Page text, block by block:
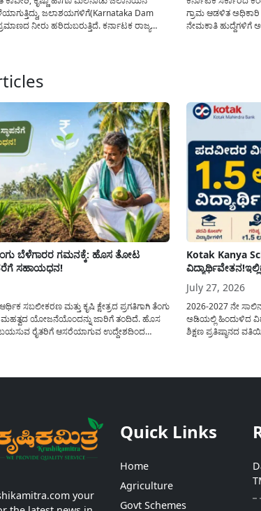
ಜಲಾಶಯಗಳಿಗೆ(Karnataka Dam
ನೀರು ಹರಿದುಬರುತ್ತಿದೆ. ಕರ್ನಾಟಕ ರಾಜ್ಯ
ಗ್ರಾಮ ಆಡಳಿತ ಅಧಿಕಾರಿ
ನೇಮಕಾತಿ ಹುದ್ದೆಗಳಿಗೆ
ಬೆಳೆಗಾರರ ಗಮನಕ್ಕೆ: ಹೊಸ ತೋಟ
ಸಹಾಯಧನ!
ಸಬಲೀಕರಣ ಮತ್ತು ಕೃಷಿ ಕ್ಷೇತ್ರದ ಪ್ರಗತಿಗಾಗಿ ತೆಂಗು
ಯೋಜನೆಯೊಂದನ್ನು ಜಾರಿಗೆ ತಂದಿದೆ. ಹೊಸ
ರೈತರಿಗೆ ಆಸರೆಯಾಗುವ ಉದ್ದೇಶದಿಂದ
Kotak Kanya
July 27, 2026
2026-2027 ನೇ
ಅಡಿಯಲ್ಲಿ ಹಿಂದುಳಿದ
ಶಿಕ್ಷಣ ಪ್ರತಿಷ್ಠಾನದ
your
Quick Links
Home
Agriculture
Govt Schemes